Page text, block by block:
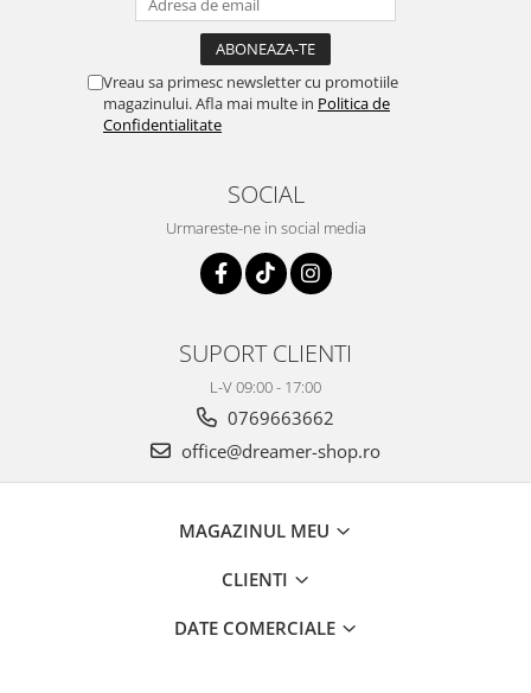
Vreau sa primesc newsletter cu promotiile
magazinului. Afla mai multe in Politica de
Confidentialitate
SOCIAL
Urmareste-ne in social media
SUPORT CLIENTI
L-V 09:00 - 17:00
0769663662
office@dreamer-shop.ro
MAGAZINUL MEU
CLIENTI
DATE COMERCIALE